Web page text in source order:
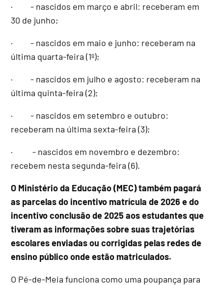
· - nascidos em março e abril: receberam em
30 de junho;
· - nascidos em maio e junho: receberam na
última quarta-feira (1º);
· - nascidos em julho e agosto: receberam na
última quinta-feira (2);
· - nascidos em setembro e outubro:
receberam na última sexta-feira (3);
· - nascidos em novembro e dezembro:
recebem nesta segunda-feira (6).
O Ministério da Educação (MEC) também pagará
as parcelas do incentivo matrícula de 2026 e do
incentivo conclusão de 2025 aos estudantes que
tiveram as informações sobre suas trajetórias
escolares enviadas ou corrigidas pelas redes de
ensino público onde estão matriculados.
O Pé-de-Meia funciona como uma poupança para